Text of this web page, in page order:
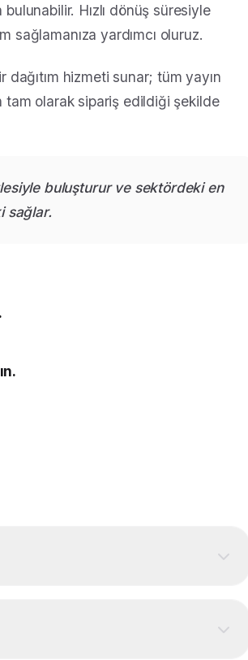
Hızlı dönüş süresiyle
yardımcı oluruz.
hizmeti sunar; tüm yayın
tam olarak sipariş edildiği şekilde
buluşturur ve sektördeki en
sağlar.